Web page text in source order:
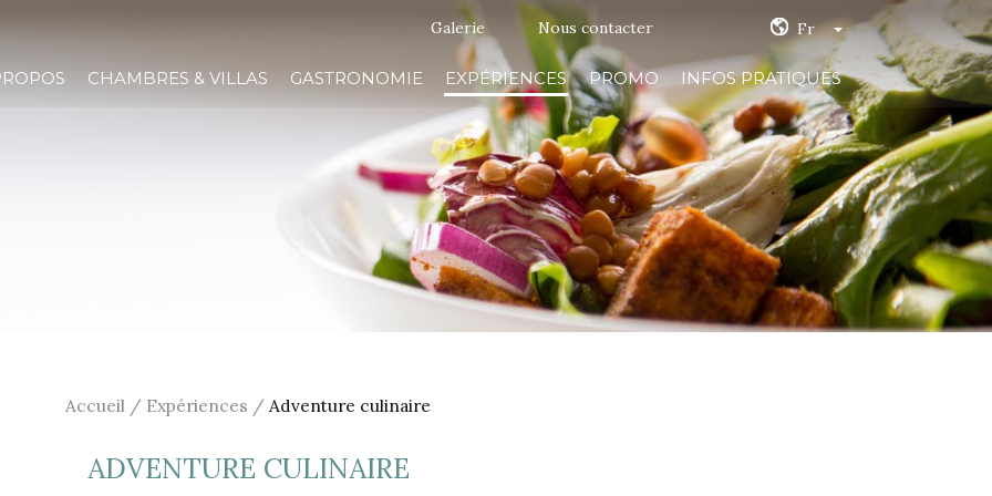
Galerie Nous contacter Fr
CHAMBRES & VILLAS GASTRONOMIE EXPÉRIENCES PROMO INFOS PRATIQUES
Accueil / Expériences / Adventure culinaire
ADVENTURE CULINAIRE